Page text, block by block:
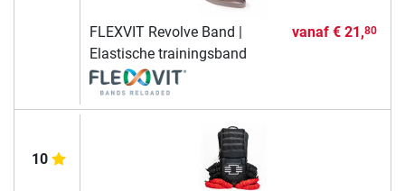
FLEXVIT Revolve Band |
Elastische trainingsband
vanaf € 21,80
10